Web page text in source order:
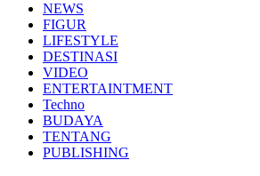
NEWS
FIGUR
LIFESTYLE
DESTINASI
VIDEO
ENTERTAINTMENT
Techno
BUDAYA
TENTANG
PUBLISHING